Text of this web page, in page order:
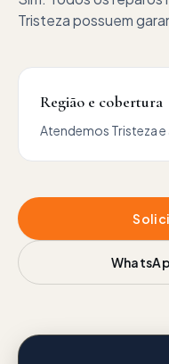
Tristeza possuem
Região e cobertura
Atendemos Tristezae